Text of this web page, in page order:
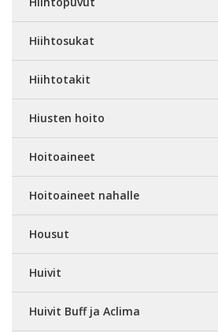
Hiihtosukat
Hiihtotakit
Hiusten hoito
Hoitoaineet
Hoitoaineet nahalle
Housut
Huivit
Huivit Buff ja Aclima